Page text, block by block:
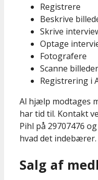
Registrere
Beskrive
Skrive
Optage
Fotografere
Scanne
Registrering i
Al hjælp modtages
har tid til. Kontakt
Pihl på 29707476
hvad det indebærer.
Salg af